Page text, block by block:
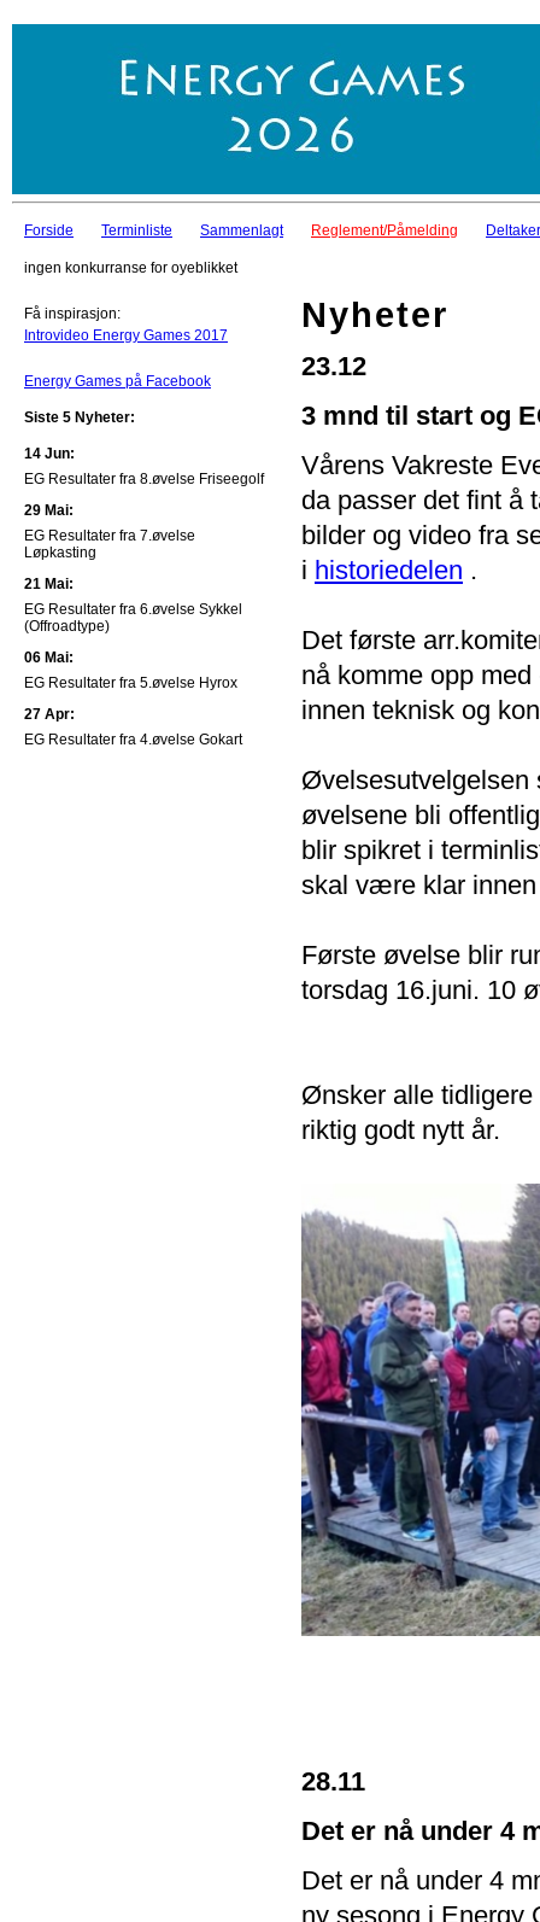
Forside Terminliste Sammenlagt Reglement/Påmelding
ingen konkurranse for oyeblikket
Få inspirasjon:
Introvideo Energy Games 2017
Energy Games på Facebook
Siste 5 Nyheter:
14 Jun:
EG Resultater fra 8.øvelse Friseegolf
29 Mai:
EG Resultater fra 7.øvelse
Løpkasting
21 Mai:
EG Resultater fra 6.øvelse Sykkel
(Offroadtype)
06 Mai:
EG Resultater fra 5.øvelse Hyrox
27 Apr:
EG Resultater fra 4.øvelse Gokart
Nyheter
23.12
3 mnd til start og
Vårens Vakreste
da passer det fint å
bilder og video fra
i historiedelen .
Det første
nå komme opp
innen teknisk og
Øvelsesutvelgelsen
øvelsene bli
blir spikret i
skal være klar
Første øvelse blir
torsdag 16.juni. 10
Ønsker alle tidligere
riktig godt nytt år.
28.11
Det er nå under 4
Det er nå under 4
ny sesong i Energy